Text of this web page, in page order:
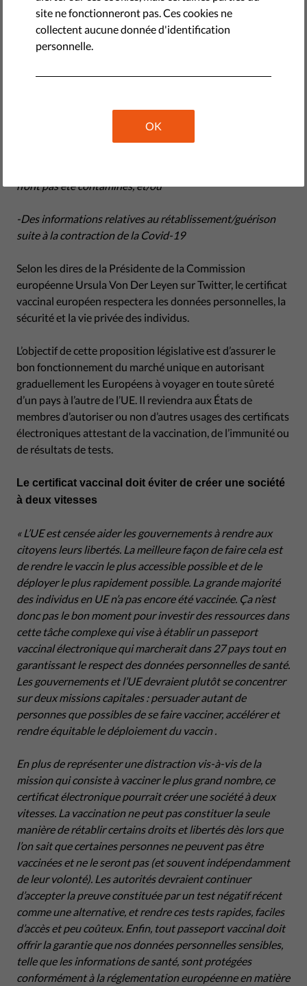
Le 17 mars 2021, la Commission européenne prévoit de
présenter une proposition législative prévoyant la mise en
-Une preuve que la personne a été vaccinée contre la
n’ont pas été contaminés, et/ou
-Des informations relatives au rétablissement/guérison
suite à la contraction de la Covid-19
Selon les dires de la Présidente de la Commission
européenne Ursula Von Der Leyen sur Twitter, le certificat
vaccinal européen respectera les données personnelles, la
sécurité et la vie privée des individus.
L’objectif de cette proposition législative est d’assurer le
bon fonctionnement du marché unique en autorisant
graduellement les Européens à voyager en toute sûreté
d’un pays à l’autre de l’UE. Il reviendra aux États de
membres d’autoriser ou non d’autres usages des certificats
électroniques attestant de la vaccination, de l’immunité ou
de résultats de tests.
Le certificat vaccinal doit éviter de créer une société
à deux vitesses
« L’UE est censée aider les gouvernements à rendre aux
citoyens leurs libertés. La meilleure façon de faire cela est
de rendre le vaccin le plus accessible possible et de le
déployer le plus rapidement possible. La grande majorité
des individus en UE n’a pas encore été vaccinée. Ça n’est
donc pas le bon moment pour investir des ressources dans
cette tâche complexe qui vise à établir un passeport
vaccinal électronique qui marcherait dans 27 pays tout en
garantissant le respect des données personnelles de santé.
Les gouvernements et l’UE devraient plutôt se concentrer
sur deux missions capitales : persuader autant de
personnes que possibles de se faire vacciner, accélérer et
rendre équitable le déploiement du vaccin .
En plus de représenter une distraction vis-à-vis de la
mission qui consiste à vacciner le plus grand nombre, ce
certificat électronique pourrait créer une société à deux
vitesses. La vaccination ne peut pas constituer la seule
manière de rétablir certains droits et libertés dès lors que
l’on sait que certaines personnes ne peuvent pas être
vaccinées et ne le seront pas (et souvent indépendamment
de leur volonté). Les autorités devraient continuer
d’accepter la preuve constituée par un test négatif récent
comme une alternative, et rendre ces tests rapides, faciles
d’accès et peu coûteux. Enfin, tout passeport vaccinal doit
offrir la garantie que nos données personnelles sensibles,
telle que les informations de santé, sont protégées
conformément à la réglementation européenne en matière
site ne fonctionneront pas. Ces cookies ne
collectent aucune donnée d'identification
personnelle.
OK